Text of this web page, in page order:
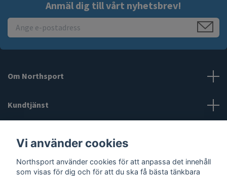
Anmäl dig till vårt nyhetsbrev!
Om Northsport
Kundtjänst
Sociala medier
Vi använder cookies
Northsport använder cookies för att anpassa det innehåll
som visas för dig och för att du ska få bästa tänkbara